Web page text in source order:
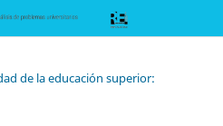
de la educación superior: